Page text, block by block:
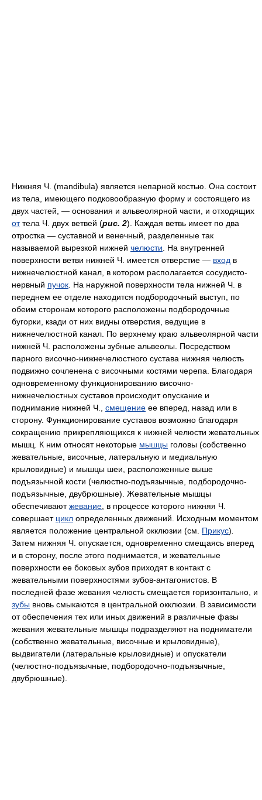
Нижняя Ч. (mandibula) является непарной костью. Она состоит
из тела, имеющего подковообразную форму и состоящего из
двух частей, — основания и альвеолярной части, и отходящих
оттела Ч. двух ветвей (рис. 2). Каждая ветвь имеет по два
отростка — суставной и венечный, разделенные так
называемой вырезкой нижней челюсти . На внутренней
поверхности ветви нижней Ч. имеется отверстие — вход в
нижнечелюстной канал, в котором располагается сосудисто-
нервный пучок . На наружной поверхности тела нижней Ч. в
переднем ее отделе находится подбородочный выступ, по
обеим сторонам которого расположены подбородочные
бугорки, кзади от них видны отверстия, ведущие в
нижнечелюстной канал. По верхнему краю альвеолярной части
нижней Ч. расположены зубные альвеолы. Посредством
парного височно-нижнечелюстного сустава нижняя челюсть
подвижно сочленена с височными костями черепа. Благодаря
одновременному функционированию височно-
нижнечелюстных суставов происходит опускание и
поднимание нижней Ч., смещение ее вперед, назад или в
сторону. Функционирование суставов возможно благодаря
сокращению прикрепляющихся к нижней челюсти жевательных
мышц. К ним относят некоторые мышцы головы (собственно
жевательные, височные, латеральную и медиальную
крыловидные) и мышцы шеи, расположенные выше
подъязычной кости (челюстно-подъязычные, подбородочно-
подъязычные, двубрюшные). Жевательные мышцы
обеспечиваютжевание , в процессе которого нижняя Ч.
совершает цикл определенных движений. Исходным моментом
является положение центральной окклюзии (см. Прикус)
Затем нижняя Ч. опускается, одновременно смещаясь вперед
и в сторону, после этого поднимается, и жевательные
поверхности ее боковых зубов приходят в контакт с
жевательными поверхностями зубов-антагонистов. В
последней фазе жевания челюсть смещается горизонтально, и
зубы вновь смыкаются в центральной окклюзии. В зависимости
от обеспечения тех или иных движений в различные фазы
жевания жевательные мышцы подразделяют на подниматели
(собственно жевательные, височные и крыловидные),
выдвигатели (латеральные крыловидные) и опускатели
(челюстно-подъязычные, подбородочно-подъязычные,
двубрюшные).